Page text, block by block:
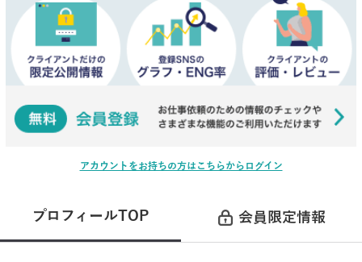
アカウントをお持ちの方はこちらからログイン
プロフィールTOP 会員限定情報